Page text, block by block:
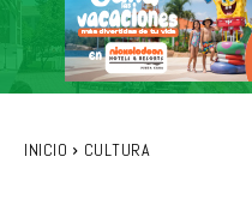
INICIO CULTURA